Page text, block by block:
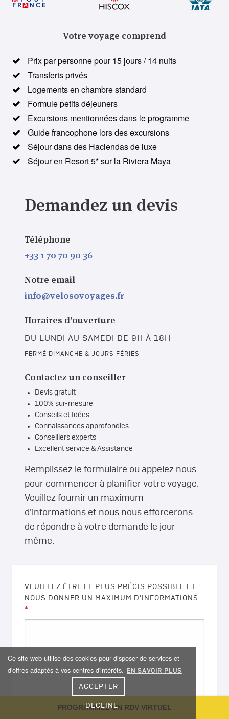
Ce site web utilise des cookies pour disposer de services et
d'offres adaptés à vos centres d'intérêts.
EN SAVOIR PLUS
DECLINE
ACCEPTER
PROGRAMMEZ UN RDV VIRTUEL
Votre voyage comprend
Prix par personne pour 15 jours / 14 nuits
Transferts privés
Logements en chambre standard
Formule petits déjeuners
Excursions mentionnées dans le programme
Guide francophone lors des excursions
Séjour dans des Haciendas de luxe
Séjour en Resort 5* sur la Riviera Maya
Demandez un devis
Téléphone
+33 1 70 70 90 36
Notre email
info@velosovoyages.fr
Horaires d’ouverture
DU LUNDI AU SAMEDI DE 9H À 18H
FERMÉ DIMANCHE & JOURS FÉRIÉS
Contactez un conseiller
Devis gratuit
100% sur-mesure
Conseils et Idées
Connaissances approfondies
Conseillers experts
Excellent service & Assistance
Remplissez le formulaire ou appelez nous
pour commencer à planifier votre voyage.
Veuillez fournir un maximum
d'informations et nous nous efforcerons
de répondre à votre demande le jour
même.
VEUILLEZ ÊTRE LE PLUS PRÉCIS POSSIBLE ET
NOUS DONNER UN MAXIMUM D’INFORMATIONS.
*